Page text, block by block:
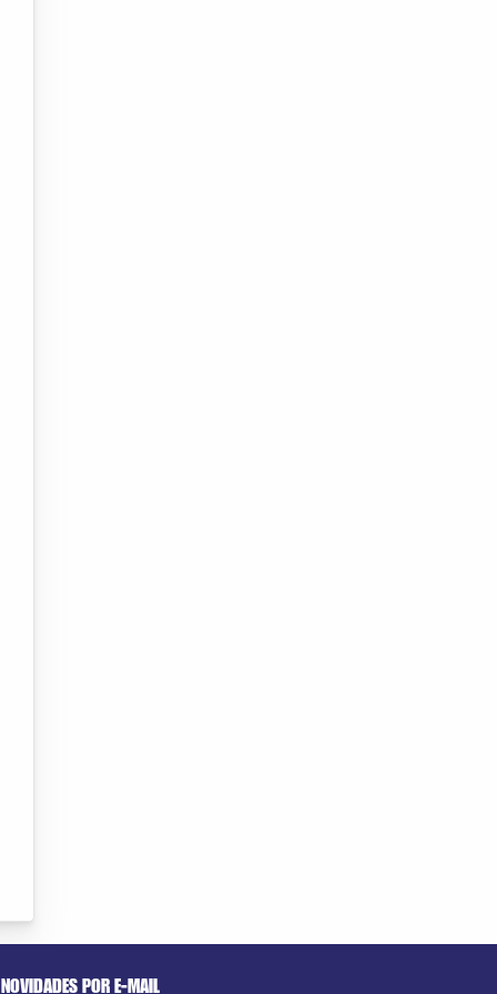
NOVIDADES POR E-MAIL